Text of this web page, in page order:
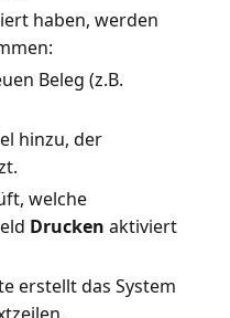
haben, werden
Beleg (z.B.
hinzu, der
welche
Drucken aktiviert
erstellt das System